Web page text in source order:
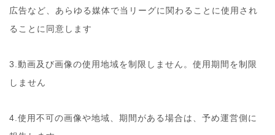
広告など、あらゆる媒体で当リーグに関わることに使用され
ることに同意します
3.動画及び画像の使用地域を制限しません。使用期間を制限
しません
4.使用不可の画像や地域、期間がある場合は、予め運営側に